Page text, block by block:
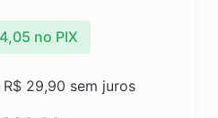
R$ 29,90 sem juros
no PIX